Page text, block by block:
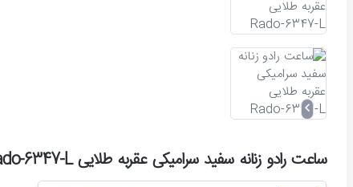
ساعت رادو زنانه سفید سرامیکی عقربه طلایی Rado-6347-L